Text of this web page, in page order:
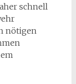
schnell
nötigen